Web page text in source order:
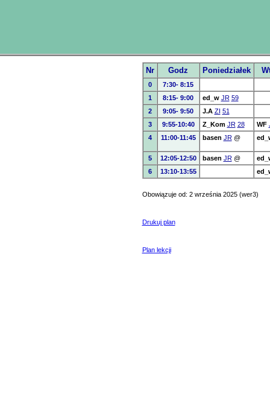
Nr Godz Poniedziałek
0
7:30- 8:15
1
8:15- 9:00 ed_w JR 59
2
9:05- 9:50 J.A ZI 51
3
9:55-10:40 Z_Kom JR 28 WF
4
11:00-11:45 basen JR @
5 12:05-12:50 basen JR @
6
13:10-13:55
Obowiązuje od: 2 września 2025 (wer3)
Drukuj plan
Plan lekcji